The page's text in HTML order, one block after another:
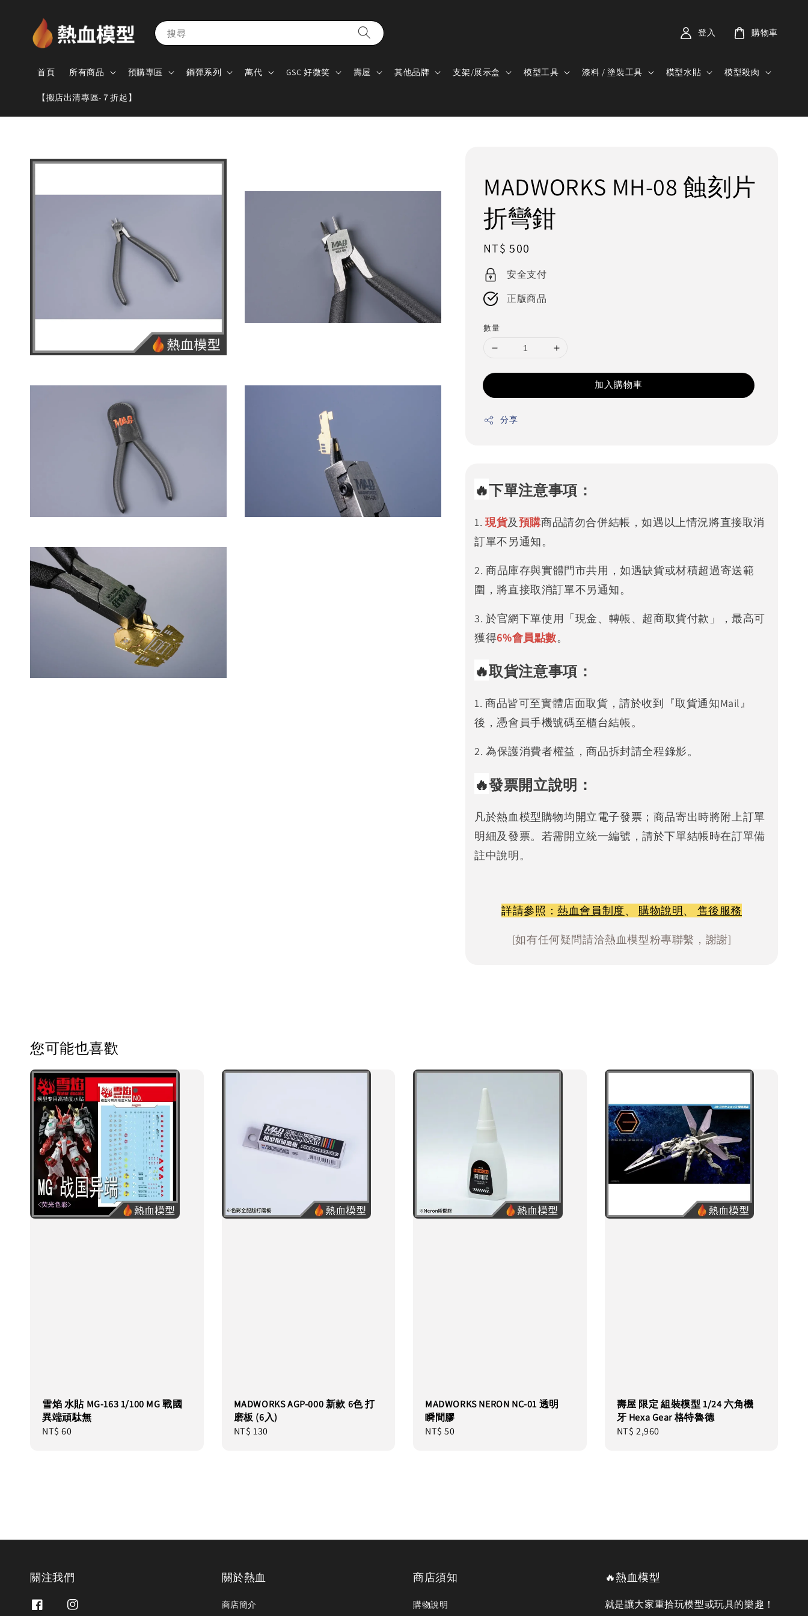
搜尋
首頁 所有商品 預購專區 鋼彈系列 萬代 GSC 好微笑 壽屋 其他品牌 支架/展示盒 模型工具 漆料 / 塗裝工具 模型水貼 模型殺肉
【搬店出清專區-７折起】
登入 購物車
MADWORKS MH-08 蝕刻片
折彎鉗
Regular
price
NT$ 500
安全支付
正版商品
數量
加入購物車
分享
🔥下單注意事項：
1. 現貨及預購商品請勿合併結帳，如遇以上情況將直接取消
訂單不另通知。
2. 商品庫存與實體門市共用，如遇缺貨或材積超過寄送範
圍，將直接取消訂單不另通知。
3. 於官網下單使用「現金、轉帳、超商取貨付款」，最高可
獲得6%會員點數。
🔥取貨注意事項：
1. 商品皆可至實體店面取貨，請於收到『取貨通知Mail』
後，憑會員手機號碼至櫃台結帳。
2. 為保護消費者權益，商品拆封請全程錄影。
🔥發票開立說明：
凡於熱血模型購物均開立電子發票；商品寄出時將附上訂單
明細及發票。若需開立統一編號，請於下單結帳時在訂單備
註中說明。
詳請參照：熱血會員制度、 購物說明、 售後服務
[如有任何疑問請洽熱血模型粉專聯繫，謝謝]
您可能也喜歡
雪焰 水貼 MG-163 1/100 MG 戰國
異端頑駄無
Regular
NT$ 60
MADWORKS AGP-000 新款 6色 打
磨板 (6入)
Regular
NT$ 130
MADWORKS NERON NC-01 透明
瞬間膠
Regular
NT$ 50
壽屋 限定 組裝模型 1/24 六角機
牙 Hexa Gear 格特魯德
Regular
NT$ 2,960
關注我們 關於熱血
商店簡介
商店須知
購物說明
🔥熱血模型
就是讓大家重拾玩模型或玩具的樂趣！